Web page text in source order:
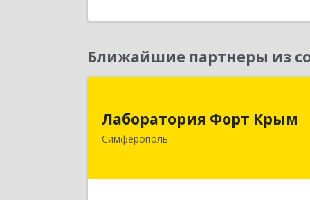
Ближайшие партнеры из
Лаборатория Форт Крым
Симферополь
295034, Крым Респ, Симферополь г,
Киевская ул, дом № 79, оф.902